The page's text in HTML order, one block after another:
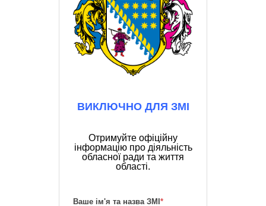
ВИКЛЮЧНО ДЛЯ ЗМІ
Отримуйте офіційну
інформацію про діяльність
обласної ради та життя
області.
Ваше ім'я та назва ЗМІ *